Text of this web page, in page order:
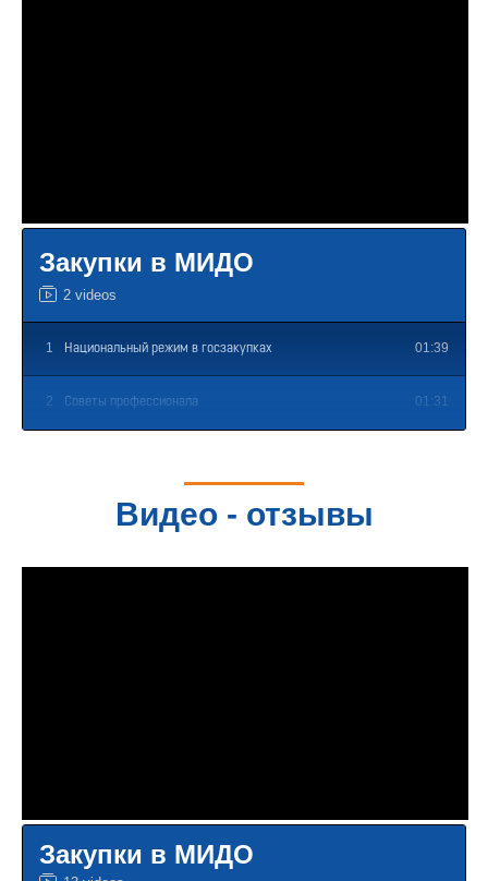
Закупки в МИДО
2 videos
1 Национальный режим в госзакупках 01:39
2 Советы профессионала 01:31
Видео - отзывы
Закупки в МИДО